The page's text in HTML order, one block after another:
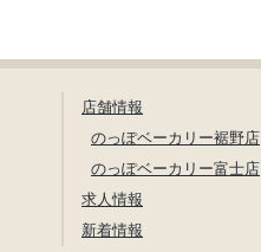
店舗情報
のっぽベーカリー裾野店
のっぽベーカリー富士店
求人情報
新着情報